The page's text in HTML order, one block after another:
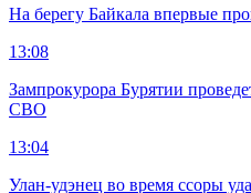
На берегу Байкала впервые
13:08
Зампрокурора Бурятии
СВО
13:04
Улан-удэнец во время ссоры